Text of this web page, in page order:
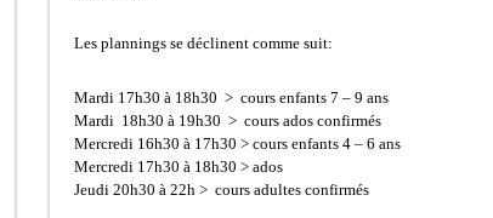
Les plannings se déclinent comme suit:
Mardi 17h30 à 18h30 > cours enfants 7 – 9 ans
Mardi 18h30 à 19h30 > cours ados confirmés
Mercredi 16h30 à 17h30 > cours enfants 4 – 6 ans
Mercredi 17h30 à 18h30 > ados
Jeudi 20h30 à 22h > cours adultes confirmés